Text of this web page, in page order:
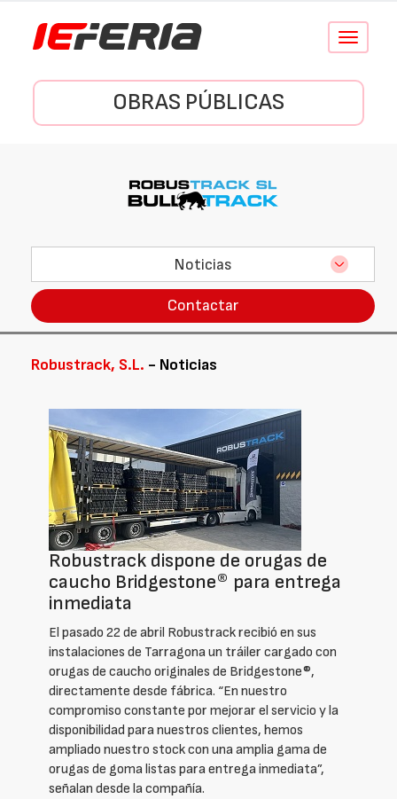
Conmutar
OBRAS PÚBLICAS
Noticias
Contactar
Robustrack, S.L. - Noticias
Robustrack dispone de orugas de
caucho Bridgestone® para entrega
inmediata
El pasado 22 de abril Robustrack recibió en sus
instalaciones de Tarragona un tráiler cargado con
orugas de caucho originales de Bridgestone®,
directamente desde fábrica. “En nuestro
compromiso constante por mejorar el servicio y la
disponibilidad para nuestros clientes, hemos
ampliado nuestro stock con una amplia gama de
orugas de goma listas para entrega inmediata”,
señalan desde la compañía.